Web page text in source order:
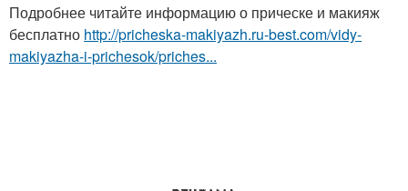
Подробнее читайте информацию о прическе и макияж
бесплатно http://pricheska-makiyazh.ru-best.com/vidy-
makiyazha-i-prichesok/priches...